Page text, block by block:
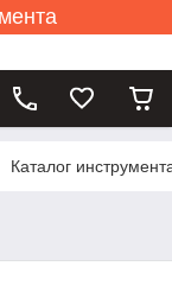
Каталог